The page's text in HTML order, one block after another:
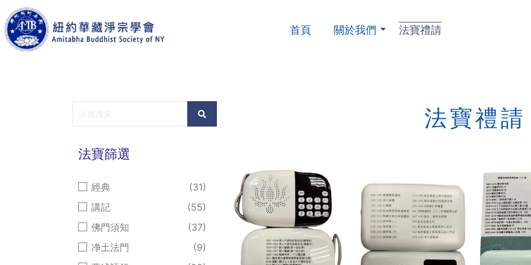
首頁 關於我們 法寶禮請
法寶篩選
經典
(31)
講記
(55)
佛門須知
(37)
净土法門
(9)
法寶禮請